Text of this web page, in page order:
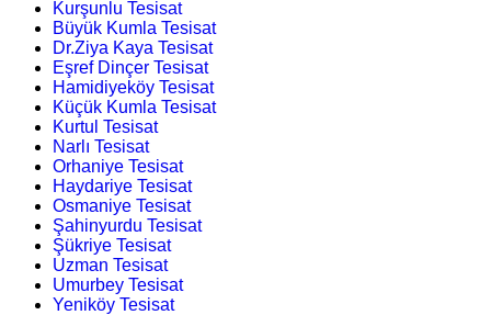
Kurşunlu Tesisat
Büyük Kumla Tesisat
Dr.Ziya Kaya Tesisat
Eşref Dinçer Tesisat
Hamidiyeköy Tesisat
Küçük Kumla Tesisat
Kurtul Tesisat
Narlı Tesisat
Orhaniye Tesisat
Haydariye Tesisat
Osmaniye Tesisat
Şahinyurdu Tesisat
Şükriye Tesisat
Uzman Tesisat
Umurbey Tesisat
Yeniköy Tesisat